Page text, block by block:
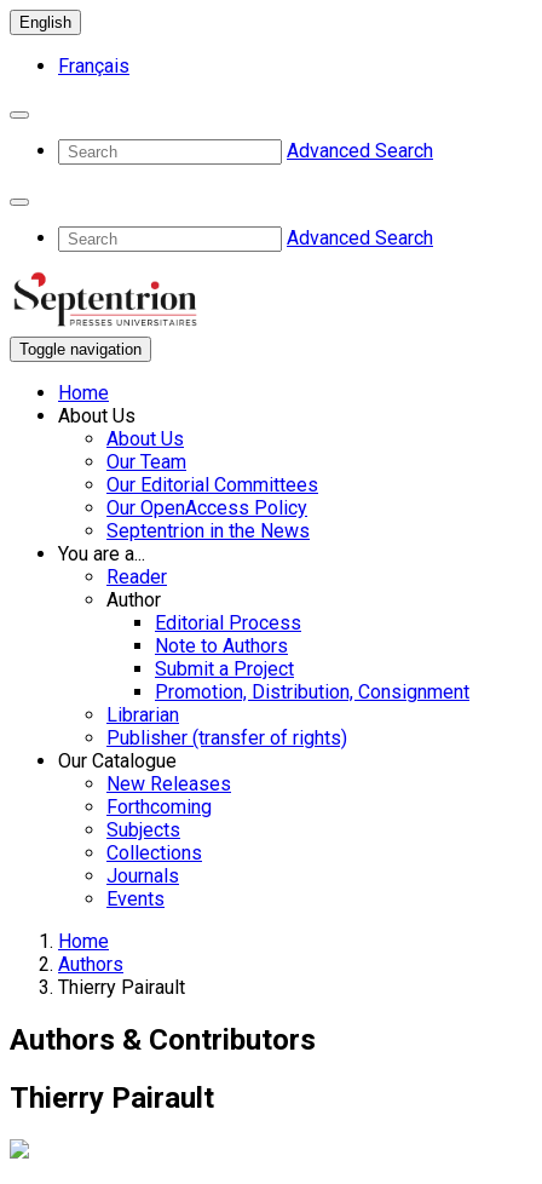
English
Français
Advanced Search
Advanced Search
Toggle navigation
Home
About Us
About Us
Our Team
Our Editorial Committees
Our OpenAccess Policy
Septentrion in the News
You are a...
Reader
Author
Editorial Process
Note to Authors
Submit a Project
Promotion, Distribution, Consignment
Librarian
Publisher (transfer of rights)
Our Catalogue
New Releases
Forthcoming
Subjects
Collections
Journals
Events
Home
Authors
Thierry Pairault
Authors & Contributors
Thierry Pairault